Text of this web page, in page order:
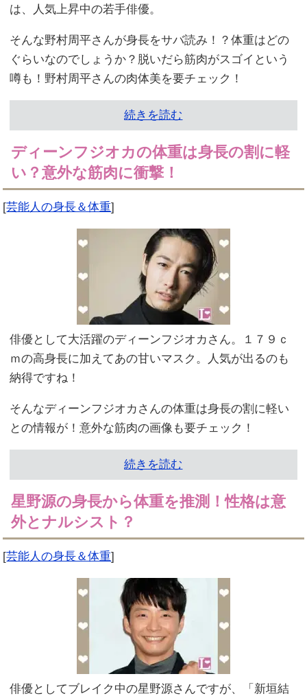
は、人気上昇中の若手俳優。
そんな野村周平さんが身長をサバ読み！？体重はどの
ぐらいなのでしょうか？脱いだら筋肉がスゴイという
噂も！野村周平さんの肉体美を要チェック！
続きを読む
ディーンフジオカの体重は身長の割に軽
い？意外な筋肉に衝撃！
[芸能人の身長＆体重]
俳優として大活躍のディーンフジオカさん。１７９ｃ
ｍの高身長に加えてあの甘いマスク。人気が出るのも
納得ですね！
そんなディーンフジオカさんの体重は身長の割に軽い
との情報が！意外な筋肉の画像も要チェック！
続きを読む
星野源の身長から体重を推測！性格は意
外とナルシスト？
[芸能人の身長＆体重]
俳優としてブレイク中の星野源さんですが、「新垣結